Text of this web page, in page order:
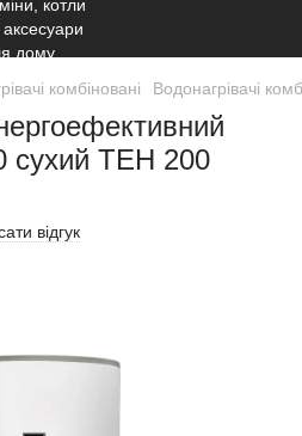
комбіновані Водонагрівачі
сухий ТЕН 200
відгук